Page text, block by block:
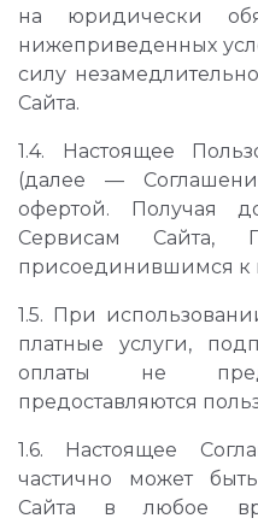
на юридически
нижеприведенных
силу
Сайта.
1.4. Настоящее
(далее —
офертой. Получая
Сервисам Сайта,
присоединившимся к
1.5. При
платные услуги,
оплаты не
предоставляются
1.6. Настоящее
частично может
Сайта в любое